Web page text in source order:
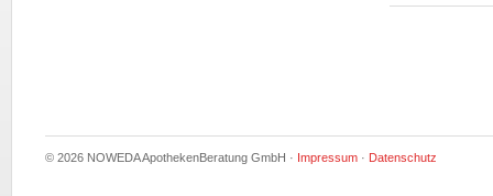
© 2026 NOWEDA ApothekenBeratung GmbH · Impressum · Datenschutz